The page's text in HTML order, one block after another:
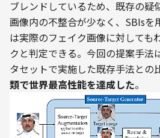
ブレンドしているため、既存の疑
画像内の不整合が少なく、SBIsを
は実際のフェイク画像に対しても
クと判定できる。今回の提案手法
タセットで実施した既存手法との
類で世界最高性能を達成した。